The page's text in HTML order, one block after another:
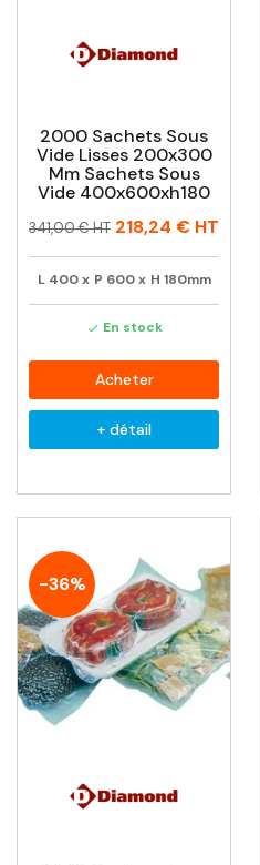
2000 Sachets Sous
Vide Lisses 200x300
Mm Sachets Sous
Vide 400x600xh180
Prix
Prix
341,00 € HT 218,24 € HT
L 400 x P 600 x H 180mm
 En stock
Acheter
+ détail
-36%